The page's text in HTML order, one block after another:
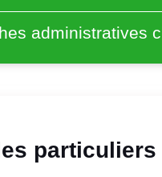
administratives
particuliers